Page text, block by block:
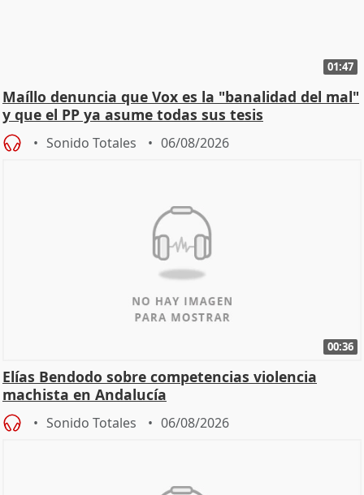
01:47
Maíllo denuncia que Vox es la "banalidad del mal"
y que el PP ya asume todas sus tesis
Sonido Totales 06/08/2026
00:36
Elías Bendodo sobre competencias violencia
machista en Andalucía
Sonido Totales 06/08/2026